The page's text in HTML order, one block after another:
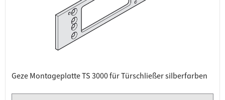
Geze Montageplatte TS 3000 für Türschließer silberfarben